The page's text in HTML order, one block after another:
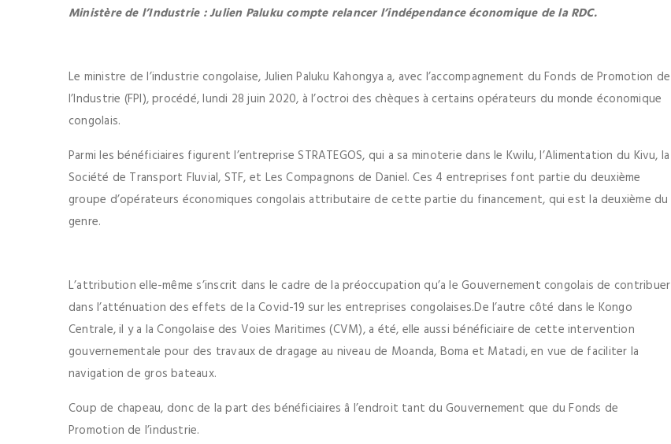
Ministère de l’Industrie : Julien Paluku compte relancer l’indépendance économique de la RDC.
Le ministre de l’industrie congolaise, Julien Paluku Kahongya a, avec l’accompagnement du Fonds de Promotion de
l’Industrie (FPI), procédé, lundi 28 juin 2020, à l’octroi des chèques à certains opérateurs du monde économique
congolais.
Parmi les bénéficiaires figurent l’entreprise STRATEGOS, qui a sa minoterie dans le Kwilu, l’Alimentation du Kivu, la
Société de Transport Fluvial, STF, et Les Compagnons de Daniel. Ces 4 entreprises font partie du deuxième
groupe d’opérateurs économiques congolais attributaire de cette partie du financement, qui est la deuxième du
genre.
L’attribution elle-même s’inscrit dans le cadre de la préoccupation qu’a le Gouvernement congolais de contribuer
dans l’atténuation des effets de la Covid-19 sur les entreprises congolaises.De l’autre côté dans le Kongo
Centrale, il y a la Congolaise des Voies Maritimes (CVM), a été, elle aussi bénéficiaire de cette intervention
gouvernementale pour des travaux de dragage au niveau de Moanda, Boma et Matadi, en vue de faciliter la
navigation de gros bateaux.
Coup de chapeau, donc de la part des bénéficiaires â l’endroit tant du Gouvernement que du Fonds de
Promotion de l’industrie.